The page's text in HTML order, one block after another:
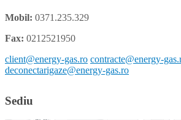
Mobil: 0371.235.329
Fax: 0212521950
client@energy-gas.ro contracte@energy-
deconectarigaze@energy-gas.ro
Sediu